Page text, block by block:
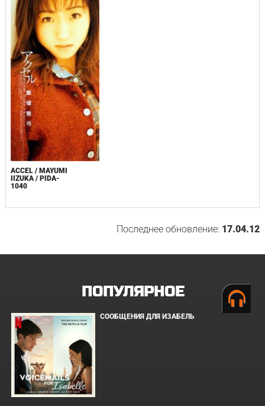
ACCEL / MAYUMI
IIZUKA / PIDA-
1040
Последнее обновление: 17.04.12
ПОПУЛЯРНОЕ
СООБЩЕНИЯ ДЛЯ ИЗАБЕЛЬ